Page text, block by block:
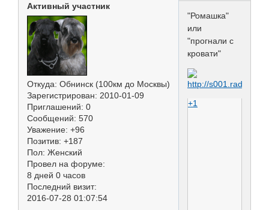
Активный участник
Откуда: Обнинск (100км до Москвы)
Зарегистрирован: 2010-01-09
Приглашений: 0
Сообщений: 570
Уважение: +96
Позитив: +187
Пол: Женский
Провел на форуме:
8 дней 0 часов
Последний визит:
2016-07-28 01:07:54
"Ромашка"
или
"прогнали с
кровати"
+1